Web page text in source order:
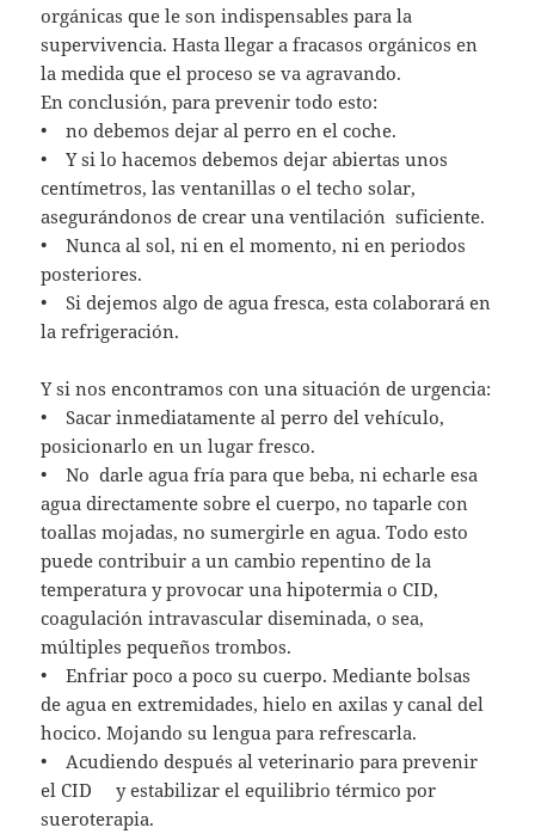
orgánicas que le son indispensables para la
supervivencia. Hasta llegar a fracasos orgánicos en
la medida que el proceso se va agravando.
En conclusión, para prevenir todo esto:
• no debemos dejar al perro en el coche.
• Y si lo hacemos debemos dejar abiertas unos
centímetros, las ventanillas o el techo solar,
asegurándonos de crear una ventilación suficiente.
• Nunca al sol, ni en el momento, ni en periodos
posteriores.
• Si dejemos algo de agua fresca, esta colaborará en
la refrigeración.
Y si nos encontramos con una situación de urgencia:
• Sacar inmediatamente al perro del vehículo,
posicionarlo en un lugar fresco.
• No darle agua fría para que beba, ni echarle esa
agua directamente sobre el cuerpo, no taparle con
toallas mojadas, no sumergirle en agua. Todo esto
puede contribuir a un cambio repentino de la
temperatura y provocar una hipotermia o CID,
coagulación intravascular diseminada, o sea,
múltiples pequeños trombos.
• Enfriar poco a poco su cuerpo. Mediante bolsas
de agua en extremidades, hielo en axilas y canal del
hocico. Mojando su lengua para refrescarla.
• Acudiendo después al veterinario para prevenir
el CID y estabilizar el equilibrio térmico por
sueroterapia.